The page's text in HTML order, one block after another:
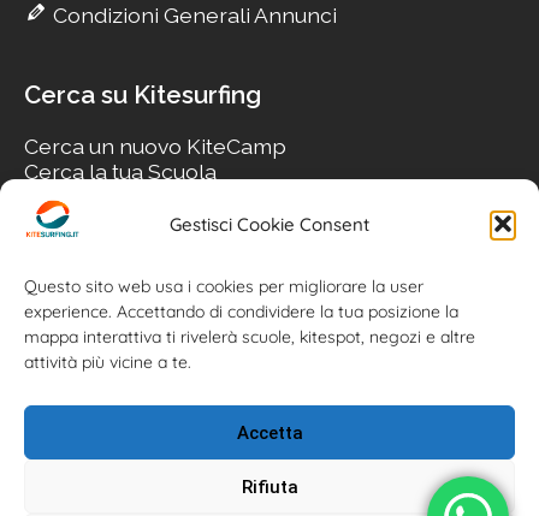
Gestisci Cookie Consent
Questo sito web usa i cookies per migliorare la user
experience. Accettando di condividere la tua posizione la
mappa interattiva ti rivelerà scuole, kitespot, negozi e altre
attività più vicine a te.
Accetta
Rifiuta
Condizioni Generali Annunci
Cerca su Kitesurfing
Cerca un nuovo KiteCamp
Cerca la tua Scuola
Cerca il tuo KiteSpot
Cerca Accommodation